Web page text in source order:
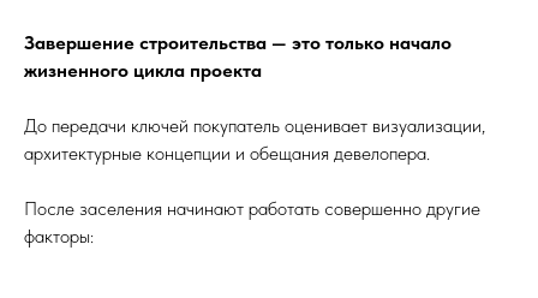
Завершение строительства — это только начало
жизненного цикла проекта
До передачи ключей покупатель оценивает визуализации,
архитектурные концепции и обещания девелопера.
После заселения начинают работать совершенно другие
факторы: